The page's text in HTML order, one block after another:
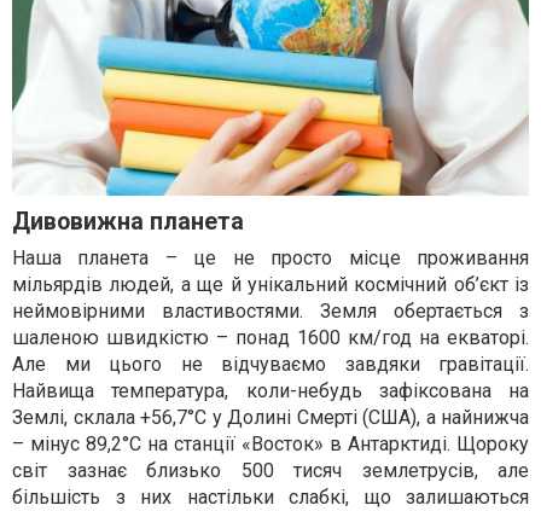
Дивовижна планета
Наша планета – це не просто місце проживання
мільярдів людей, а ще й унікальний космічний об’єкт із
неймовірними властивостями. Земля обертається з
шаленою швидкістю – понад 1600 км/год на екваторі.
Але ми цього не відчуваємо завдяки гравітації.
Найвища температура, коли-небудь зафіксована на
Землі, склала +56,7°C у Долині Смерті (США), а найнижча
– мінус 89,2°C на станції «Восток» в Антарктиді. Щороку
світ зазнає близько 500 тисяч землетрусів, але
більшість з них настільки слабкі, що залишаються